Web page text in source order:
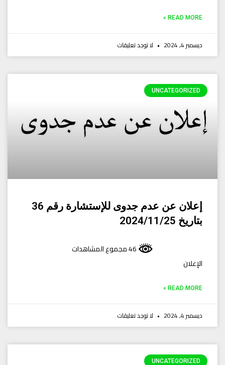
READ MORE »
ديسمبر 4, 2024 لا توجد تعليقات
UNCATEGORIZED
إعلان عن عدم جدوى للإستشارة رقم 36
بتاريخ 2024/11/25
الإعلان
READ MORE »
ديسمبر 4, 2024 لا توجد تعليقات
UNCATEGORIZED